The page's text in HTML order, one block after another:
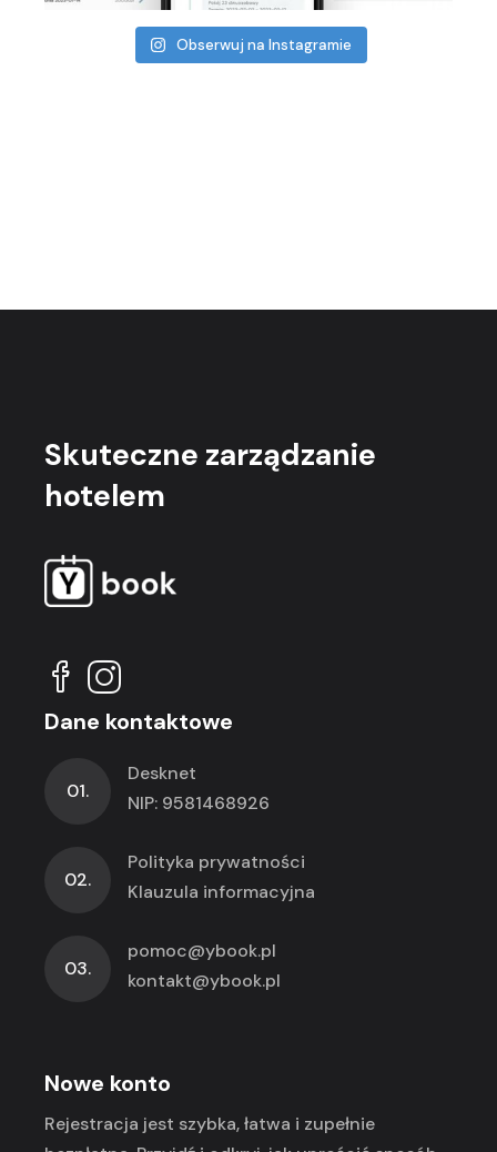
Obserwuj na Instagramie
Skuteczne zarządzanie
hotelem
Dane kontaktowe
01.
Desknet
NIP: 9581468926
02.
Polityka prywatności
Klauzula informacyjna
03.
pomoc@ybook.pl
kontakt@ybook.pl
Nowe konto
Rejestracja jest szybka, łatwa i zupełnie